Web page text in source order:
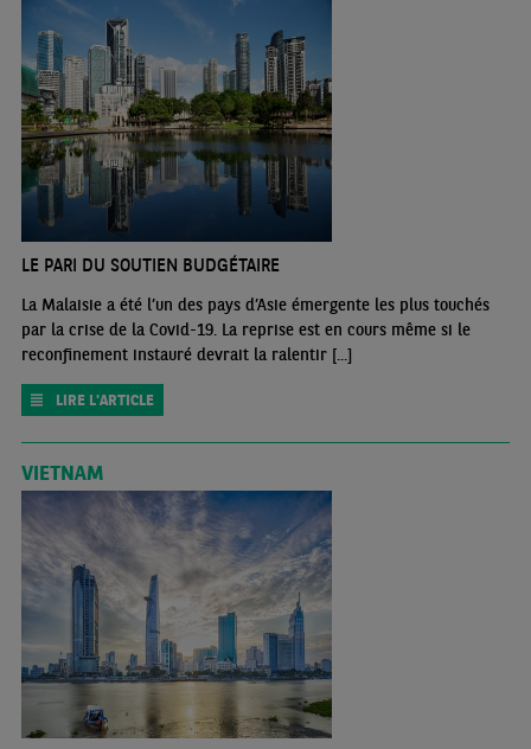
LE PARI DU SOUTIEN BUDGÉTAIRE
La Malaisie a été l’un des pays d’Asie émergente les plus touchés
par la crise de la Covid-19. La reprise est en cours même si le
reconfinement instauré devrait la ralentir [...]
LIRE L'ARTICLE
VIETNAM